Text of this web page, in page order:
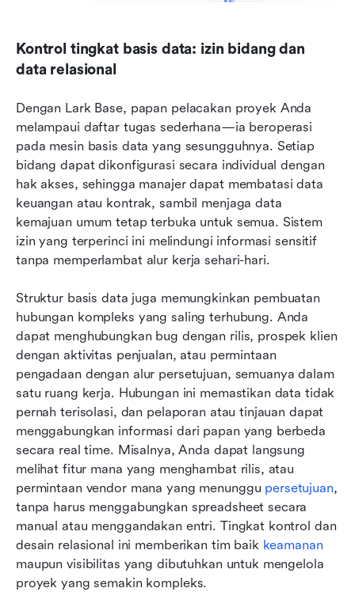
Kontrol tingkat basis data: izin bidang dan
data relasional
Dengan Lark Base, papan pelacakan proyek Anda
melampaui daftar tugas sederhana—ia beroperasi
pada mesin basis data yang sesungguhnya. Setiap
bidang dapat dikonfigurasi secara individual dengan
hak akses, sehingga manajer dapat membatasi data
keuangan atau kontrak, sambil menjaga data
kemajuan umum tetap terbuka untuk semua. Sistem
izin yang terperinci ini melindungi informasi sensitif
tanpa memperlambat alur kerja sehari-hari.
Struktur basis data juga memungkinkan pembuatan
hubungan kompleks yang saling terhubung. Anda
dapat menghubungkan bug dengan rilis, prospek klien
dengan aktivitas penjualan, atau permintaan
pengadaan dengan alur persetujuan, semuanya dalam
satu ruang kerja. Hubungan ini memastikan data tidak
pernah terisolasi, dan pelaporan atau tinjauan dapat
menggabungkan informasi dari papan yang berbeda
secara real time. Misalnya, Anda dapat langsung
melihat fitur mana yang menghambat rilis, atau
permintaan vendor mana yang menunggu persetujuan,
tanpa harus menggabungkan spreadsheet secara
manual atau menggandakan entri. Tingkat kontrol dan
desain relasional ini memberikan tim baik keamanan
maupun visibilitas yang dibutuhkan untuk mengelola
proyek yang semakin kompleks.